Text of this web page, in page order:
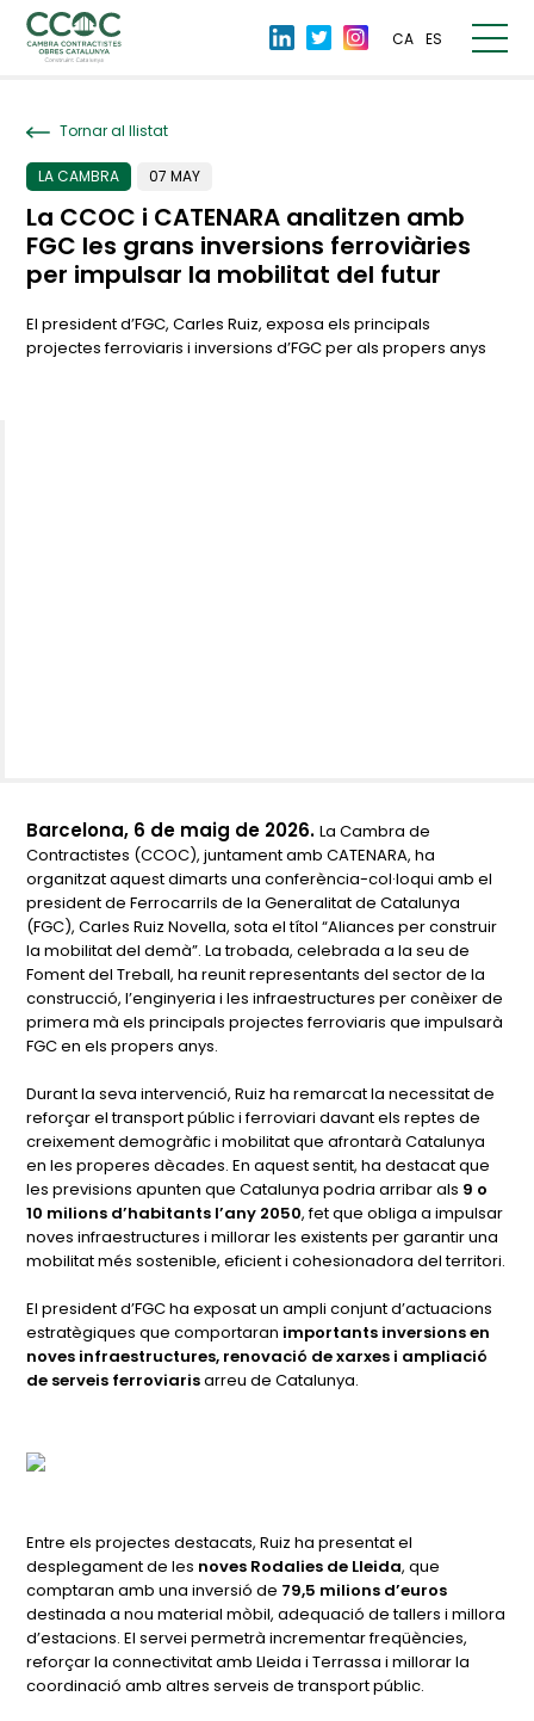
CA ES
Tornar al llistat
LA CAMBRA 07 MAY
La CCOC i CATENARA analitzen amb
FGC les grans inversions ferroviàries
per impulsar la mobilitat del futur
El president d’FGC, Carles Ruiz, exposa els principals
projectes ferroviaris i inversions d’FGC per als propers anys
Barcelona, 6 de maig de 2026.La Cambra de
Contractistes (CCOC), juntament amb CATENARA, ha
organitzat aquest dimarts una conferència-col·loqui amb el
president de Ferrocarrils de la Generalitat de Catalunya
(FGC), Carles Ruiz Novella, sota el títol“Aliances per construir
la mobilitat del demà”. La trobada, celebrada a la seu de
Foment del Treball, ha reunit representants del sector de la
construcció, l’enginyeria i les infraestructures per conèixer de
primera mà els principals projectes ferroviaris que impulsarà
FGC en els propers anys.
Durant la seva intervenció, Ruiz ha remarcat la necessitat de
reforçar el transport públic i ferroviari davant els reptes de
creixement demogràfic i mobilitat que afrontarà Catalunya
en les properes dècades. En aquest sentit, ha destacat que
les previsions apunten que Catalunya podria arribar als 9 o
10 milions d’habitants l’any 2050, fet que obliga a impulsar
noves infraestructures i millorar les existents per garantir una
mobilitat més sostenible, eficient i cohesionadora del territori.
El president d’FGC ha exposat un ampli conjunt d’actuacions
estratègiques que comportaran importants inversions en
noves infraestructures, renovació de xarxes i ampliació
de serveis ferroviarisarreu de Catalunya.
Entre els projectes destacats, Ruiz ha presentat el
desplegament de les noves Rodalies de Lleida, que
comptaran amb una inversió de 79,5 milions d’euros
destinada a nou material mòbil, adequació de tallers i millora
d’estacions. El servei permetrà incrementar freqüències,
reforçar la connectivitat amb Lleida i Terrassa i millorar la
coordinació amb altres serveis de transport públic.